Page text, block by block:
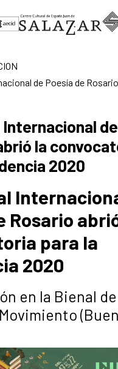
principal
la
2020
Rosario
para la
2020
en la Bienal de